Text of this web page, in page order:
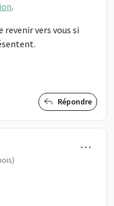
.
revenir vers vous si
Répondre